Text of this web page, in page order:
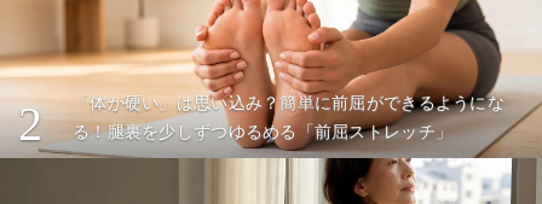
2
「体が硬い」は思い込み？簡単に前屈ができるようにな
る！腿裏を少しずつゆるめる「前屈ストレッチ」